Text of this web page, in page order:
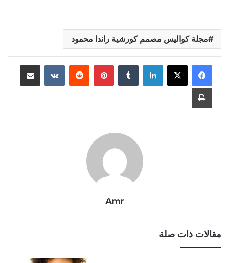
مجلة كواليس مصمم كورشية راندا محمود
لينكدإن بينتيريست مشاركة عبر البريد
طباعة
Amr
مقالات ذات صلة